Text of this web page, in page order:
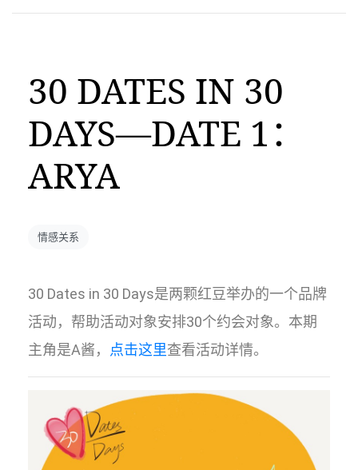
30 DATES IN 30
DAYS—DATE 1：
ARYA
情感关系
30 Dates in 30 Days是两颗红豆举办的一个品牌
活动，帮助活动对象安排30个约会对象。本期
主角是A酱， 点击这里查看活动详情。